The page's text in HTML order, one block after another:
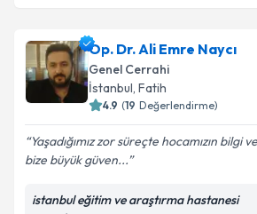
Dr. Öğr. Üyesi Kürşat Rahmi Serin
takvimi talebi oluşturun. Size bu
almanız için bir takvim
bilgilendireceğiz.
E-posta Adresiniz
Op. Dr. Ali Emre Naycı
Genel Cerrahi
İstanbul, Fatih
4.9 (19 Değerlendirme)
Yaşadığımız zor süreçte hocamızın bilgi
bize büyük güven...
istanbul eğitim ve araştırma hastanesi